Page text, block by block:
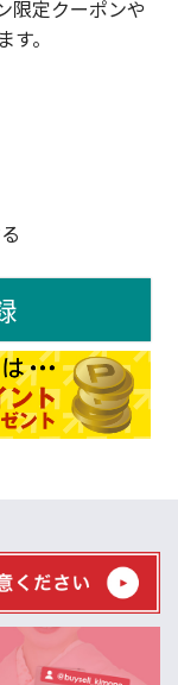
限定クーポンや
す。